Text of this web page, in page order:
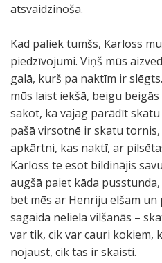
atsvaidzinoša.
Kad paliek tumšs, Karloss
piedzīvojumi. Viņš mūs
galā, kurš pa naktīm ir
mūs laist iekšā, beigu
sakot, ka vajag parādīt
pašā virsotnē ir skatu
apkārtni, kas naktī, ar
Karloss te esot bildinājis
augšā paiet kāda
bet mēs ar Henriju elšam un
sagaida neliela vilšanās –
var tik, cik var cauri kokiem,
nojaust, cik tas ir skaisti.